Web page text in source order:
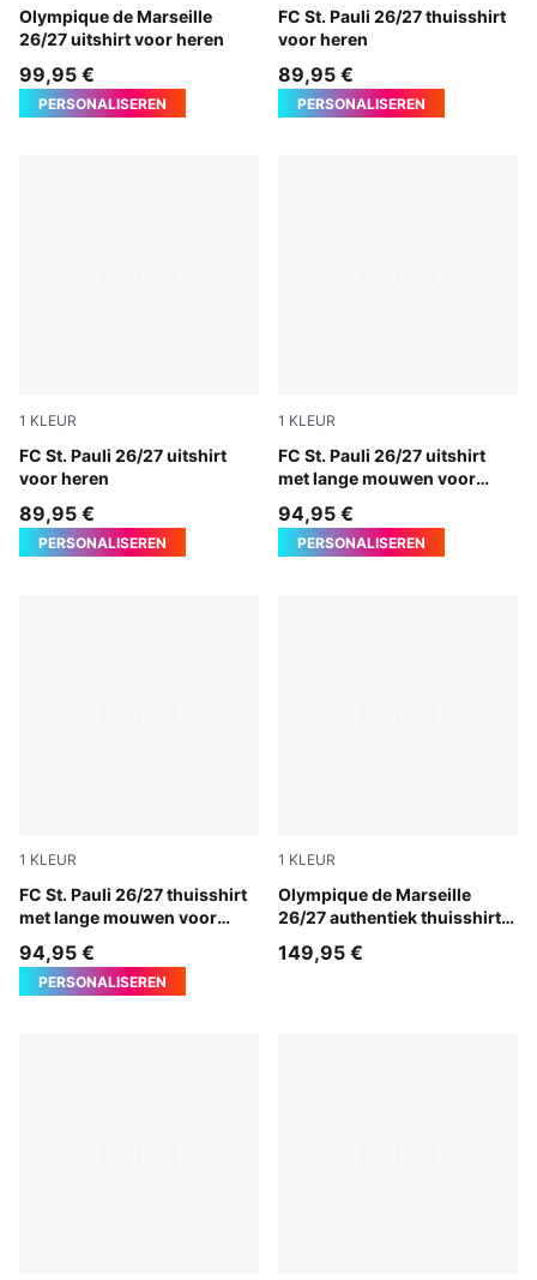
Olympique de Marseille
26/27 uitshirt voor heren
New Navy-Baltic Sea Blue
99,95 €
PERSONALISEREN
FC St. Pauli 26/27 thuisshirt
voor heren
Espresso Brown-PUMA
89,95 €
PERSONALISEREN
1 KLEUR
FC St. Pauli 26/27 uitshirt
voor heren
PUMA White-Espresso Brown
89,95 €
PERSONALISEREN
1 KLEUR
FC St. Pauli 26/27 uitshirt
met lange mouwen voor
PUMA White-Espresso
94,95 €
PERSONALISEREN
1 KLEUR
FC St. Pauli 26/27 thuisshirt
met lange mouwen voor
Espresso Brown-PUMA White
94,95 €
PERSONALISEREN
1 KLEUR
Olympique de Marseille
26/27 authentiek thuisshirt
PUMA White-PUMA Team
149,95 €